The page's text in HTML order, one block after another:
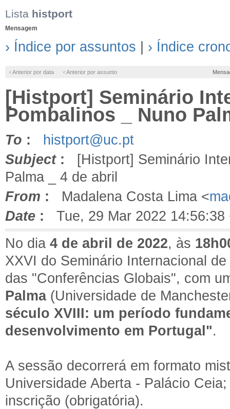
Lista histport
Mensagem
› Índice por assuntos › Índice
‹ Anterior por data ‹ Anterior por assunto
[Histport] Seminário
Pombalinos _ Nuno
To :
histport@uc.pt
Subject: [Histport] Seminário
Palma _ 4 de abril
From : Madalena Costa Lima <
Date : Tue, 29 Mar 2022 14:56:38
No dia 4 de abril de 2022, às
XXVI do Seminário Internacional
das "Conferências Globais", com
Palma (Universidade de
século XVIII: um período
desenvolvimento em Portugal".
A sessão decorrerá em formato
Universidade Aberta - Palácio
inscrição (obrigatória).